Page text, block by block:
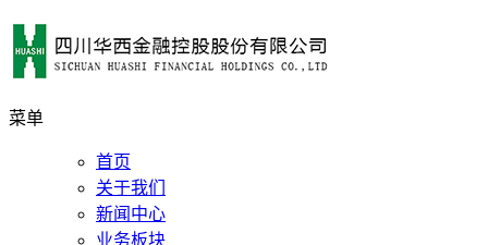
菜单
首页
关于我们
新闻中心
业务板块